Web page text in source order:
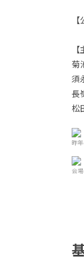
菊
須
長
松
昨
会